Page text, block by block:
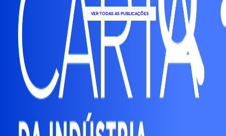
VER TODAS AS PUBLICAÇÕES